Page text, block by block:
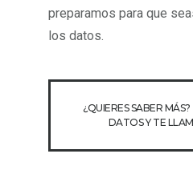
preparamos para que
los datos.
¿QUIERES SABER
DATOS Y TE